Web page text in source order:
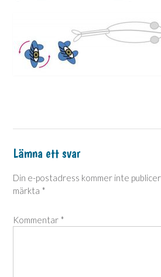
Lämna ett svar
Din e-postadress kommer inte
märkta *
Kommentar *